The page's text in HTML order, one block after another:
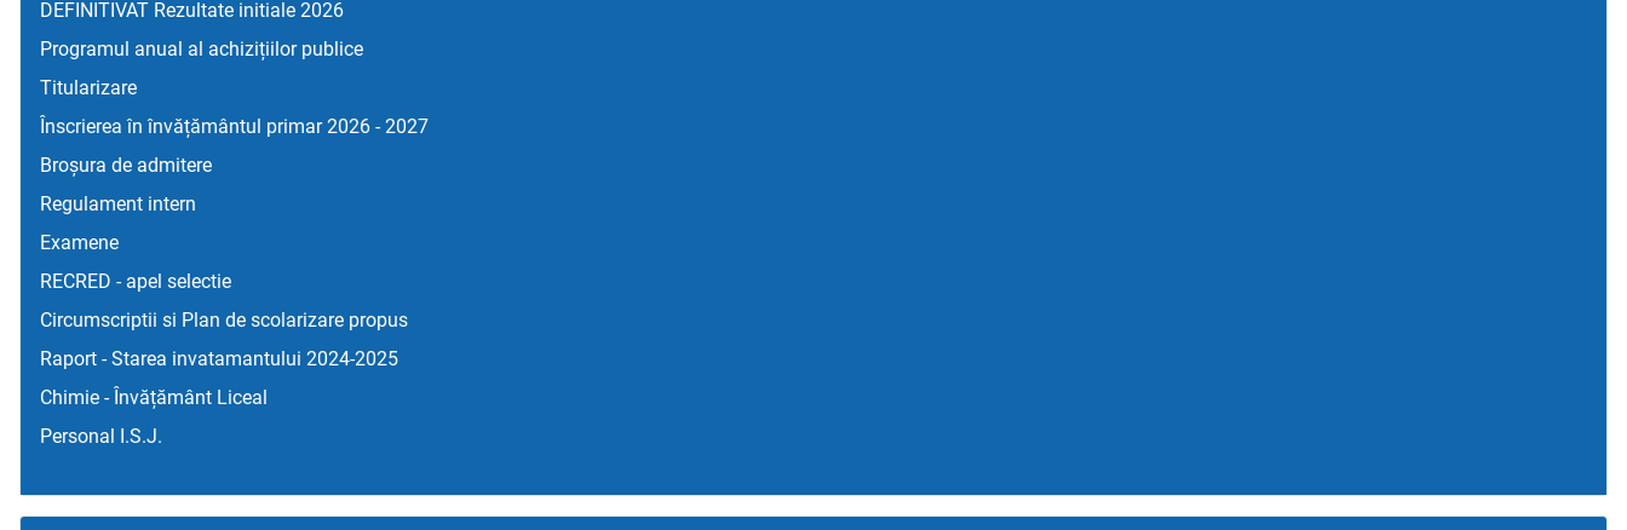
DEFINITIVAT Rezultate initiale 2026
Programul anual al achizițiilor publice
Titularizare
Înscrierea în învățământul primar 2026 - 2027
Broșura de admitere
Regulament intern
Examene
RECRED - apel selectie
Circumscriptii si Plan de scolarizare propus
Raport - Starea invatamantului 2024-2025
Chimie - Învățământ Liceal
Personal I.S.J.